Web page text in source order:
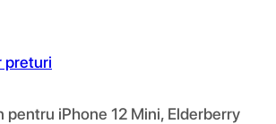
preturi
pentru iPhone 12 Mini, Elderberry